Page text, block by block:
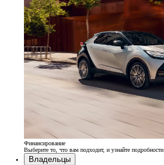
Финансирование
Выберите то, что вам подходит, и узнайте подробности
Владельцы